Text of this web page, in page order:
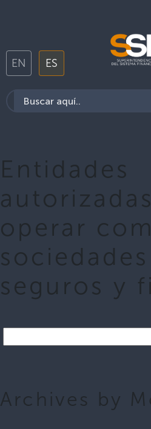
EN ES
Entidades
operar
seguros y
Archives by